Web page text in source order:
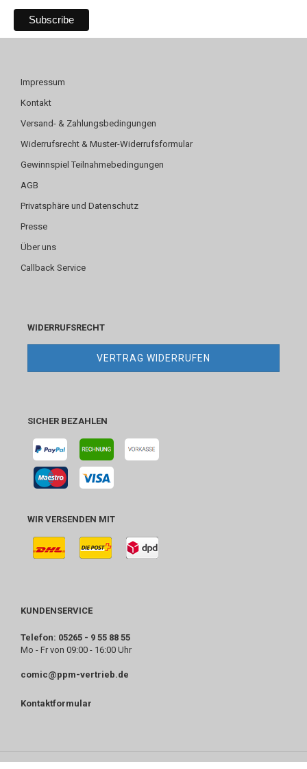
Impressum
Kontakt
Versand- & Zahlungsbedingungen
Widerrufsrecht & Muster-Widerrufsformular
Gewinnspiel Teilnahmebedingungen
AGB
Privatsphäre und Datenschutz
Presse
Über uns
Callback Service
WIDERRUFSRECHT
VERTRAG WIDERRUFEN
SICHER BEZAHLEN
WIR VERSENDEN MIT
KUNDENSERVICE
Telefon: 05265 - 9 55 88 55
Mo - Fr von 09:00 - 16:00 Uhr
comic@ppm-vertrieb.de
Kontaktformular